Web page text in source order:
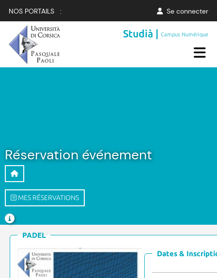
NOS PORTAILS : Se connecter
Studià |Campus Numérique
Réservation événement
MES RÉSERVATIONS
PADEL
Dates &